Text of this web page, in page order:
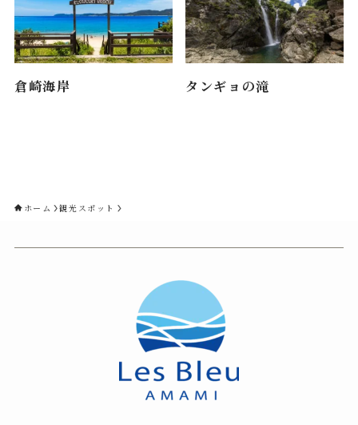
倉崎海岸 タンギョの滝
ホーム 観光スポット